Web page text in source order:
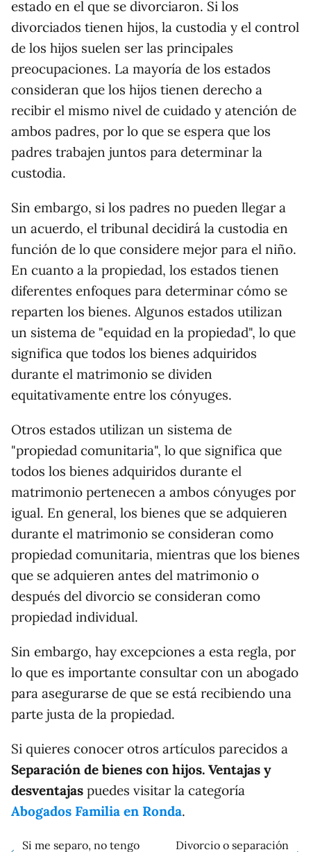
estado en el que se divorciaron. Si los
divorciados tienen hijos, la custodia y el control
de los hijos suelen ser las principales
preocupaciones. La mayoría de los estados
consideran que los hijos tienen derecho a
recibir el mismo nivel de cuidado y atención de
ambos padres, por lo que se espera que los
padres trabajen juntos para determinar la
custodia.
Sin embargo, si los padres no pueden llegar a
un acuerdo, el tribunal decidirá la custodia en
función de lo que considere mejor para el niño.
En cuanto a la propiedad, los estados tienen
diferentes enfoques para determinar cómo se
reparten los bienes. Algunos estados utilizan
un sistema de "equidad en la propiedad", lo que
significa que todos los bienes adquiridos
durante el matrimonio se dividen
equitativamente entre los cónyuges.
Otros estados utilizan un sistema de
"propiedad comunitaria", lo que significa que
todos los bienes adquiridos durante el
matrimonio pertenecen a ambos cónyuges por
igual. En general, los bienes que se adquieren
durante el matrimonio se consideran como
propiedad comunitaria, mientras que los bienes
que se adquieren antes del matrimonio o
después del divorcio se consideran como
propiedad individual.
Sin embargo, hay excepciones a esta regla, por
lo que es importante consultar con un abogado
para asegurarse de que se está recibiendo una
parte justa de la propiedad.
Si quieres conocer otros artículos parecidos a
Separación de bienes con hijos. Ventajas y
desventajas puedes visitar la categoría
Abogados Familia en Ronda.
Si me separo, no tengo Divorcio o separación